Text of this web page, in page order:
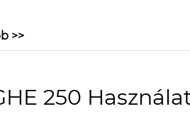
>>
250